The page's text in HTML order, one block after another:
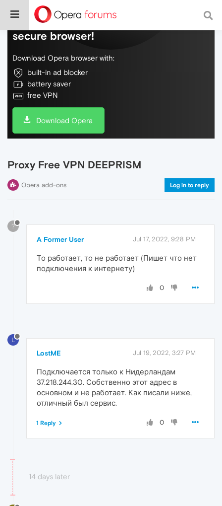
Do more on the web, with a fast and
secure browser!
Download Opera browser with:
built-in ad blocker
battery saver
free VPN
Download Opera
Proxy Free VPN DEEPRISM
Opera add-ons Log in to reply
?
A Former User Jul 17, 2022, 9:28 PM
То работает, то не работает (Пишет что нет
подключения к интернету)
0
L
LostME Jul 19, 2022, 3:27 PM
Подключается только к Нидерландам
37.218.244.30. Собственно этот адрес в
основном и не работает. Как писали ниже,
отличный был сервис.
0
1 Reply
14 days later